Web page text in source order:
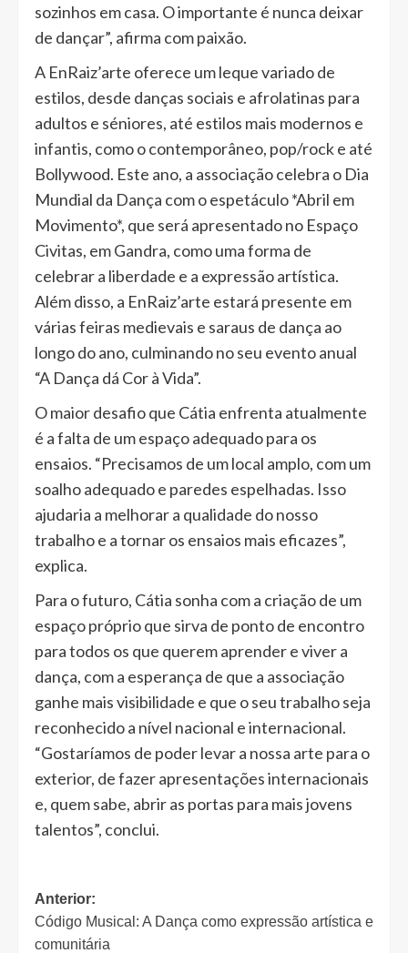
sozinhos em casa. O importante é nunca deixar
de dançar”, afirma com paixão.
A EnRaiz’arte oferece um leque variado de
estilos, desde danças sociais e afrolatinas para
adultos e séniores, até estilos mais modernos e
infantis, como o contemporâneo, pop/rock e até
Bollywood. Este ano, a associação celebra o Dia
Mundial da Dança com o espetáculo *Abril em
Movimento*, que será apresentado no Espaço
Civitas, em Gandra, como uma forma de
celebrar a liberdade e a expressão artística.
Além disso, a EnRaiz’arte estará presente em
várias feiras medievais e saraus de dança ao
longo do ano, culminando no seu evento anual
“A Dança dá Cor à Vida”.
O maior desafio que Cátia enfrenta atualmente
é a falta de um espaço adequado para os
ensaios. “Precisamos de um local amplo, com um
soalho adequado e paredes espelhadas. Isso
ajudaria a melhorar a qualidade do nosso
trabalho e a tornar os ensaios mais eficazes”,
explica.
Para o futuro, Cátia sonha com a criação de um
espaço próprio que sirva de ponto de encontro
para todos os que querem aprender e viver a
dança, com a esperança de que a associação
ganhe mais visibilidade e que o seu trabalho seja
reconhecido a nível nacional e internacional.
“Gostaríamos de poder levar a nossa arte para o
exterior, de fazer apresentações internacionais
e, quem sabe, abrir as portas para mais jovens
talentos”, conclui.
Navegação
de
Anterior:
Código Musical: A Dança como expressão artística e
comunitária